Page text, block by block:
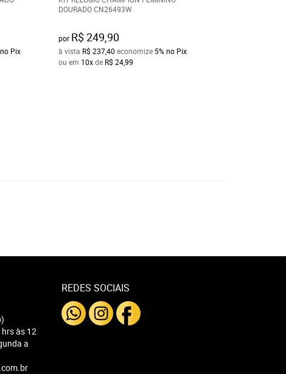
no Pix
DOURADO CN26493W
por R$ 249,90
à vista R$ 237,40 economize 5% no Pix
ou em 10xde R$ 24,99
às 12
a
REDES SOCIAIS